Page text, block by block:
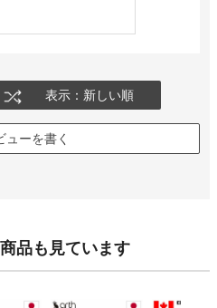
表示：新しい順
ューを書く
品も見ています